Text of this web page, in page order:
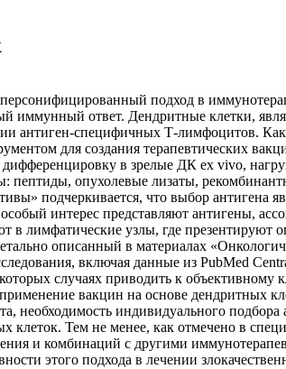
подход в
иммунный ответ. Дендритные клетки,
антиген-специфичных Т-лимфоцитов.
для создания терапевтических
в зрелые ДК ex vivo,
пептиды, опухолевые лизаты,
подчеркивается, что выбор
интерес представляют антигены,
лимфатические узлы, где
описанный в материалах
включая данные из PubMed
случаях приводить к объективному
вакцин на основе дендритных
необходимость индивидуального
Тем не менее, как отмечено в
и комбинаций с другими
этого подхода в лечении